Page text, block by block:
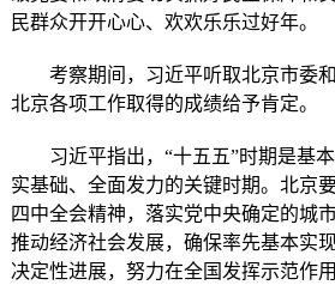
民群众开开心心、欢欢乐乐过好年。
考察期间，习近平听取北京市委
北京各项工作取得的成绩给予肯定。
习近平指出，“十五五”时期是基
实基础、全面发力的关键时期。北京
四中全会精神，落实党中央确定的城
推动经济社会发展，确保率先基本实
决定性进展，努力在全国发挥示范作用